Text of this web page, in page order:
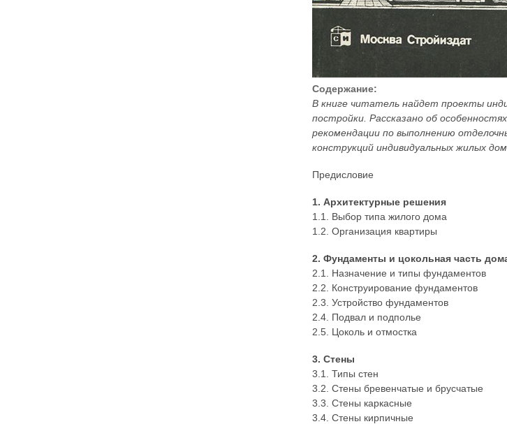
Содержание:
В книге читатель найдет проекты
постройки. Рассказано об
рекомендации по выполнению
конструкций индивидуальных жилых
Предисловие
1. Архитектурные решения
1.1. Выбор типа жилого дома
1.2. Организация квартиры
2. Фундаменты и цокольная часть
2.1. Назначение и типы фундаментов
2.2. Конструирование фундаментов
2.3. Устройство фундаментов
2.4. Подвал и подполье
2.5. Цоколь и отмостка
3. Стены
3.1. Типы стен
3.2. Стены бревенчатые и брусчатые
3.3. Стены каркасные
3.4. Стены кирпичные